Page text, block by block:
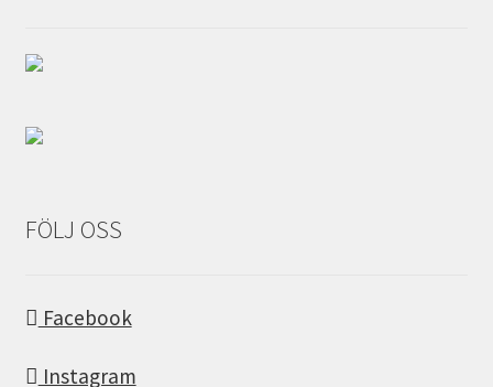
FÖLJ OSS
Facebook
Instagram